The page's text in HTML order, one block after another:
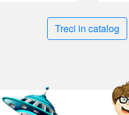
Treci in catalog